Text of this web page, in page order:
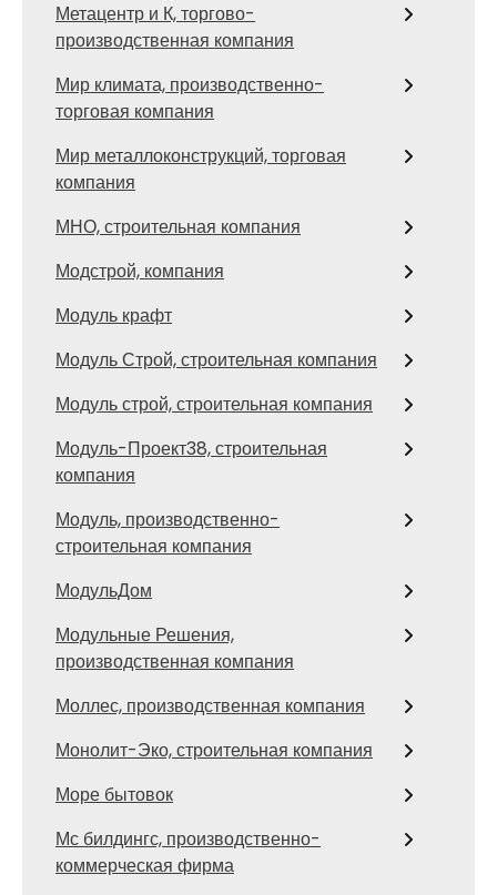
Метацентр и К, торгово-
производственная компания
Мир климата, производственно-
торговая компания
Мир металлоконструкций, торговая
компания
МНО, строительная компания
Модстрой, компания
Модуль крафт
Модуль Строй, строительная компания
Модуль строй, строительная компания
Модуль-Проект38, строительная
компания
Модуль, производственно-
строительная компания
МодульДом
Модульные Решения,
производственная компания
Моллес, производственная компания
Монолит-Эко, строительная компания
Море бытовок
Мс билдингс, производственно-
коммерческая фирма